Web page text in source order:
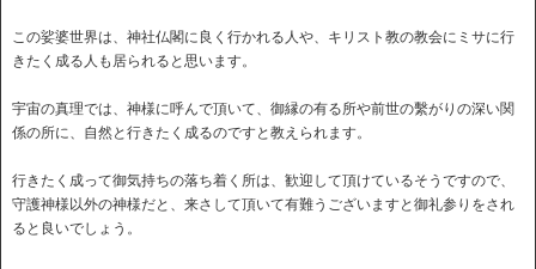
この娑婆世界は、神社仏閣に良く行かれる人や、キリスト教の教会にミサに行
きたく成る人も居られると思います。
宇宙の真理では、神様に呼んで頂いて、御縁の有る所や前世の繫がりの深い関
係の所に、自然と行きたく成るのですと教えられます。
行きたく成って御気持ちの落ち着く所は、歓迎して頂けているそうですので、
守護神様以外の神様だと、来さして頂いて有難うございますと御礼参りをされ
ると良いでしょう。